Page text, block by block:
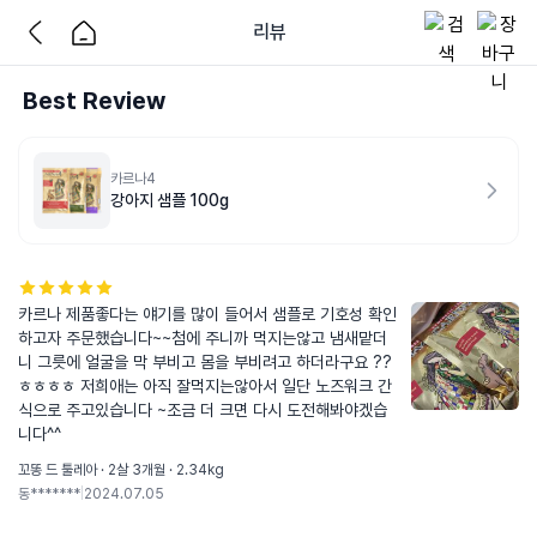
리뷰
Best Review
카르나4
강아지 샘플 100g
카르나 제품좋다는 얘기를 많이 들어서 샘플로 기호성 확인
하고자 주문했습니다~~첨에 주니까 먹지는않고 냄새맡더
니 그릇에 얼굴을 막 부비고 몸을 부비려고 하더라구요 ??
ㅎㅎㅎㅎ 저희애는 아직 잘먹지는않아서 일단 노즈워크 간
식으로 주고있습니다 ~조금 더 크면 다시 도전해봐야겠습
니다^^
꼬똥 드 툴레아 · 2살 3개월 · 2.34kg
동******* 2024.07.05